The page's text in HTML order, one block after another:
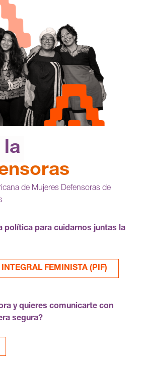
la
de Mujeres Defensoras de
política para cuidarnos juntas la
FEMINISTA (PIF)
y quieres comunicarte con
segura?